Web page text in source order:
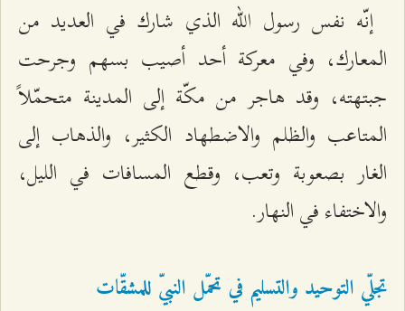
إنّه نفس رسول الله الذي شارك في العديد من
المعارك، وفي معركة أحد أصيب بسهم وجرحت
جبتهته، وقد هاجر من مكّة إلى المدينة متحمّلاً
المتاعب والظلم والاضطهاد الكثير، والذهاب إلى
الغار بصعوبة وتعب، وقطع المسافات في الليل،
والاختفاء في النهار.
تجلّي التوحيد والتسليم في تحمّل النبيّ للمشقّات